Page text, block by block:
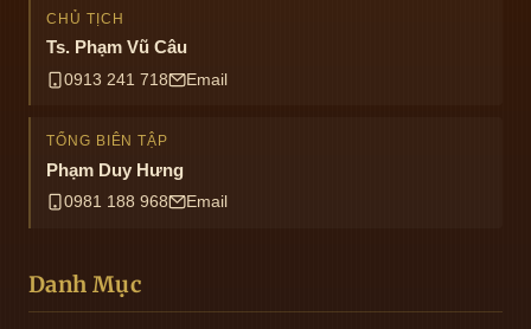
CHỦ TỊCH
Ts. Phạm Vũ Câu
0913 241 718 Email
TỔNG BIÊN TẬP
Phạm Duy Hưng
0981 188 968 Email
Danh Mục